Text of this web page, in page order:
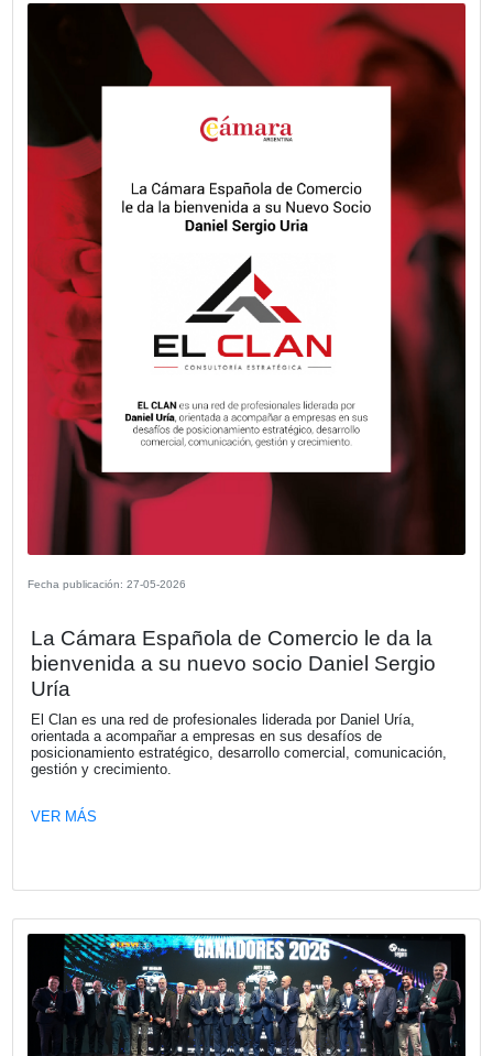
Fecha publicación: 08-06-2026
El Observatorio Vial 2025 revela una
generalizada en el uso del cinturón de
seguridad y un aumento preocupante
zigzag en motocicletas en los
Buenos Aires
VER MÁS
Fecha publicación: 04-06-2026
Astara asumirá el rol de importador y distribuidor oficial
una red comercial renovada para la distribución de una
de productos.
VER MÁS